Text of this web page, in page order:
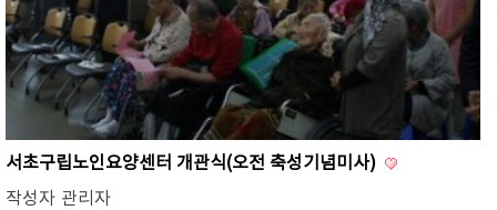
서초구립노인요양센터 개관식(오전 축성기념미사)
작성자 관리자